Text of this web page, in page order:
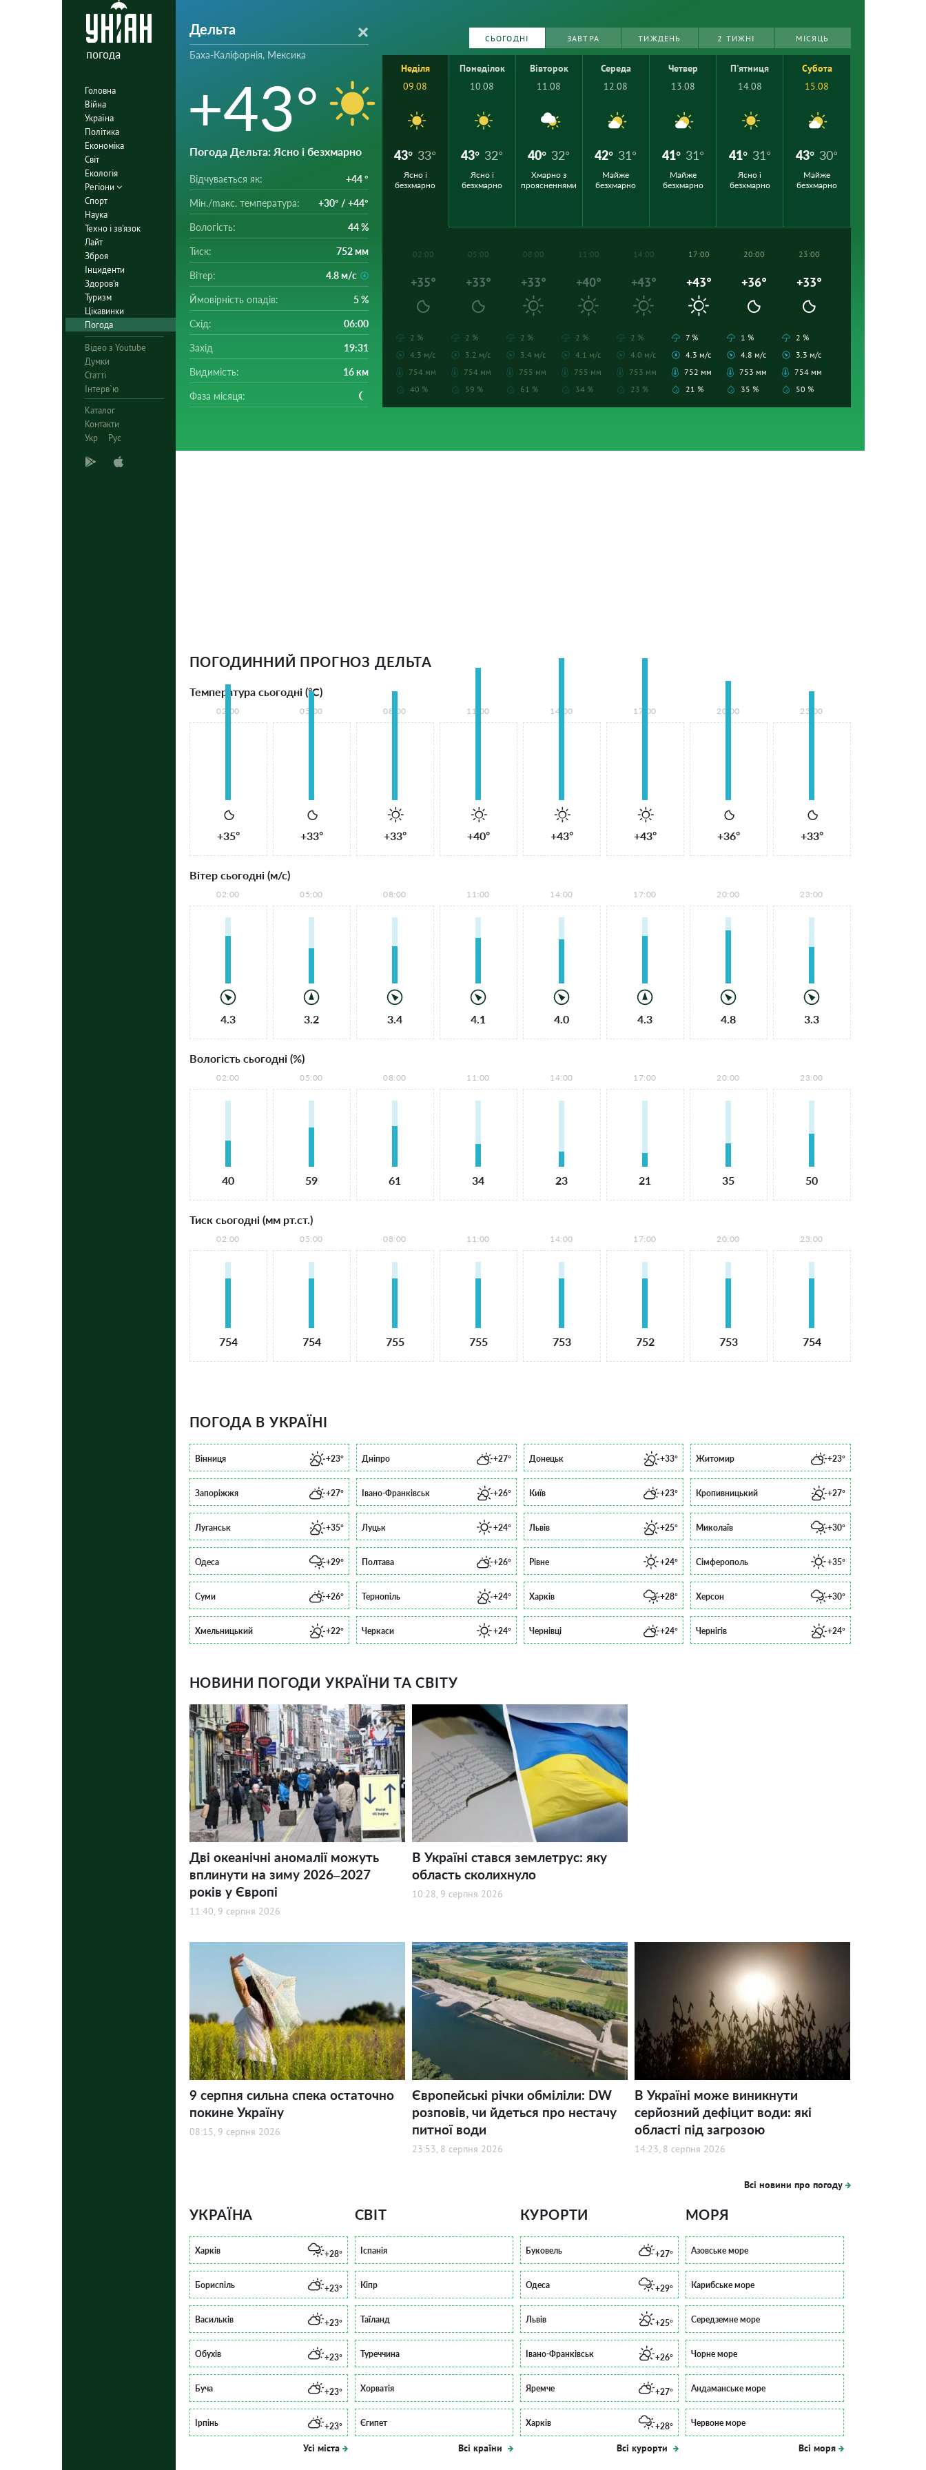
погода
Головна
Війна
Україна
Політика
Економіка
Світ
Екологія
Регіони
Спорт
Наука
Техно і зв'язок
Лайт
Зброя
Інциденти
Здоров'я
Туризм
Цікавинки
Погода
Відео з Youtube
Думки
Статті
Інтерв`ю
Каталог
Контакти
Укр
Рус
Дельта
Баха-Каліфорнія, Мексика
+43°
Погода Дельта: Ясно і безхмарно
Відчувається як: +44 °
Мін./mакс. температура: +30° / +44°
Вологість: 44 %
Тиск: 752 мм
Вітер: 4.8 м/с
Ймовірність опадів: 5 %
Схід: 06:00
Захід 19:31
Видимість: 16 км
Фаза місяця:
СЬОГОДНІ ЗАВТРА ТИЖДЕНЬ 2 ТИЖНІ МІСЯЦЬ
Неділя
09.08
43° 33°
Ясно і
безхмарно
Понеділок
10.08
43° 32°
Ясно і
безхмарно
Вівторок
11.08
40° 32°
Хмарно з
проясненнями
Середа
12.08
42° 31°
Майже
безхмарно
Четвер
13.08
41° 31°
Майже
безхмарно
П'ятниця
14.08
41° 31°
Ясно і
безхмарно
Субота
15.08
43° 30°
Майже
безхмарно
02:00
+35°
2 %
4.3 м/с
754 мм
40 %
05:00
+33°
2 %
3.2 м/с
754 мм
59 %
08:00
+33°
2 %
3.4 м/с
755 мм
61 %
11:00
+40°
2 %
4.1 м/с
755 мм
34 %
14:00
+43°
2 %
4.0 м/с
753 мм
23 %
17:00
+43°
7 %
4.3 м/с
752 мм
21 %
20:00
+36°
1 %
4.8 м/с
753 мм
35 %
23:00
+33°
2 %
3.3 м/с
754 мм
50 %
ПОГОДИННИЙ ПРОГНОЗ ДЕЛЬТА
Температура сьогодні (°С)
02:00
+35°
05:00
+33°
08:00
+33°
11:00
+40°
14:00
+43°
17:00
+43°
20:00
+36°
23:00
+33°
Вітер сьогодні (м/с)
02:00
4.3
05:00
3.2
08:00
3.4
11:00
4.1
14:00
4.0
17:00
4.3
20:00
4.8
23:00
3.3
Вологість сьогодні (%)
02:00
40
05:00
59
08:00
61
11:00
34
14:00
23
17:00
21
20:00
35
23:00
50
Тиск сьогодні (мм рт.ст.)
02:00
754
05:00
754
08:00
755
11:00
755
14:00
753
17:00
752
20:00
753
23:00
754
ПОГОДА В УКРАЇНІ
Вінниця +23° Дніпро +27° Донецьк +33° Житомир +23°
Запоріжжя +27° Івано-Франківськ +26° Київ +23° Кропивницький +27°
Луганськ +35° Луцьк +24° Львів +25° Миколаїв +30°
Одеса +29° Полтава +26° Рівне +24° Сімферополь +35°
Суми +26° Тернопіль +24° Харків +28° Херсон +30°
Хмельницький +22° Черкаси +24° Чернівці +24° Чернігів +24°
НОВИНИ ПОГОДИ УКРАЇНИ ТА СВІТУ
Дві океанічні аномалії можуть
вплинути на зиму 2026–2027
років у Європі
11:40, 9 серпня 2026
В Україні стався землетрус: яку
область сколихнуло
10:28, 9 серпня 2026
9 серпня сильна спека остаточно
покине Україну
08:15, 9 серпня 2026
Європейські річки обміліли: DW
розповів, чи йдеться про нестачу
питної води
23:53, 8 серпня 2026
В Україні може виникнути
серйозний дефіцит води: які
області під загрозою
14:23, 8 серпня 2026
Всі новини про погоду
УКРАЇНА
Харків +28°
Бориспіль +23°
Васильків +23°
Обухів +23°
Буча +23°
Ірпінь +23°
Усі міста
СВІТ
Іспанія
Кіпр
Таїланд
Туреччина
Хорватія
Єгипет
Всі країни
КУРОРТИ
Буковель +27°
Одеса +29°
Львів +25°
Івано-Франківськ +26°
Яремче +27°
Харків +28°
Всі курорти
МОРЯ
Азовське море
Карибське море
Середземне море
Чорне море
Андаманське море
Червоне море
Всі моря